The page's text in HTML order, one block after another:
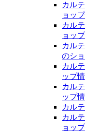
カル
ョッ
カル
ョッ
カル
のシ
カル
ップ
カル
ップ
カル
カル
ョッ